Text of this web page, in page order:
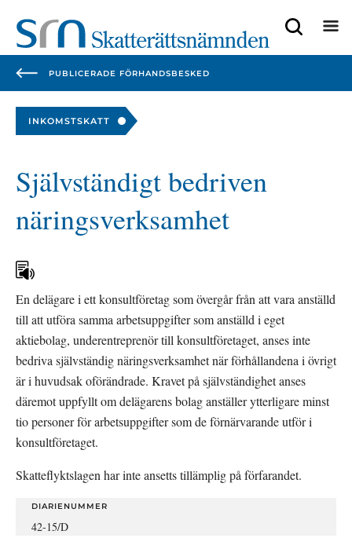
start
end
PUBLICERADE FÖRHANDSBESKED
INKOMSTSKATT
Självständigt bedriven
näringsverksamhet
En delägare i ett konsultföretag som övergår från att vara anställd
till att utföra samma arbetsuppgifter som anställd i eget
aktiebolag, underentreprenör till konsultföretaget, anses inte
bedriva självständig näringsverksamhet när förhållandena i övrigt
är i huvudsak oförändrade. Kravet på självständighet anses
däremot uppfyllt om delägarens bolag anställer ytterligare minst
tio personer för arbetsuppgifter som de förnärvarande utför i
konsultföretaget.
Skatteflyktslagen har inte ansetts tillämplig på förfarandet.
DIARIENUMMER
42-15/D